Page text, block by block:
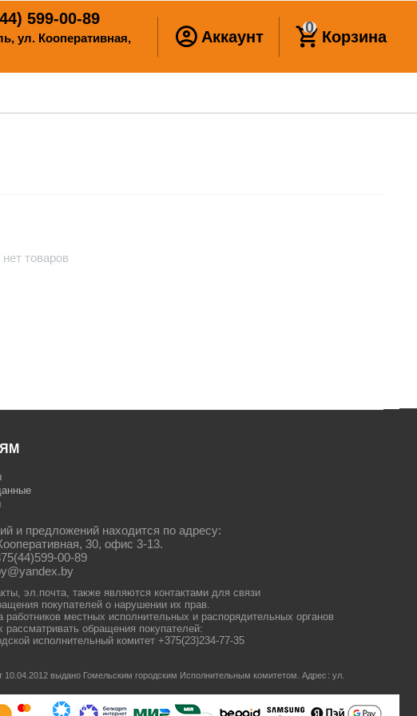
599-00-89
ул. Кооперативная,
Аккаунт
0
Корзина
товаров
и предложений находится по адресу:
30, офис 3-13.
00-89
эл.почта, также являются контактами для связи
покупателей о нарушении их прав.
местных исполнительных и распорядительных органов
рассматривать обращения покупателей:
исполнительный комитет +375(23)234-77-35
10.04.2012 выдано Гомельским городским Исполнительным комитетом.Адрес: ул.